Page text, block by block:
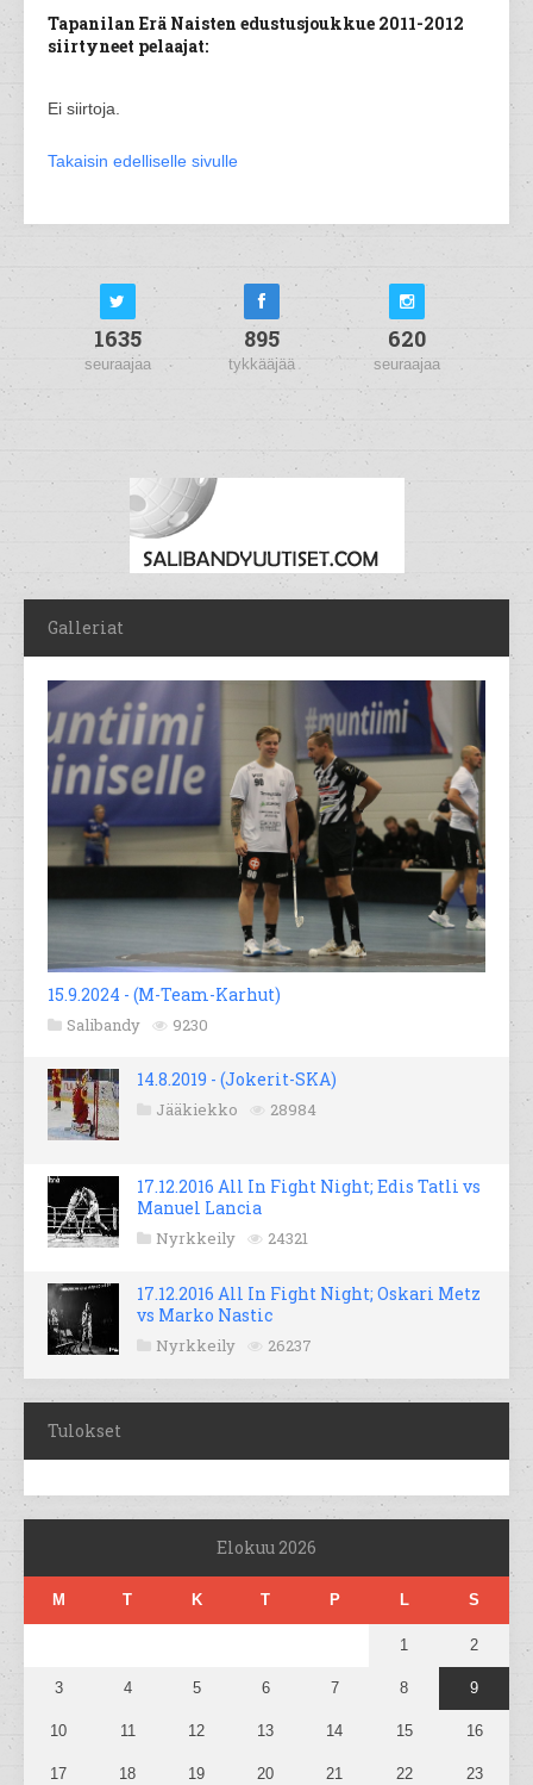
Tapanilan Erä Naisten edustusjoukkue 2011-2012
siirtyneet pelaajat:
Ei siirtoja.
Takaisin edelliselle sivulle
1635
seuraajaa
895
tykkääjää
620
seuraajaa
Galleriat
15.9.2024 - (M-Team-Karhut)
Salibandy 9230
14.8.2019 - (Jokerit-SKA)
Jääkiekko 28984
17.12.2016 All In Fight Night; Edis Tatli vs
Manuel Lancia
Nyrkkeily 24321
17.12.2016 All In Fight Night; Oskari Metz
vs Marko Nastic
Nyrkkeily 26237
Tulokset
Elokuu 2026
M T K T P L S
1 2
3 4 5 6 7 8 9
10 11 12 13 14 15 16
17 18 19 20 21 22 23